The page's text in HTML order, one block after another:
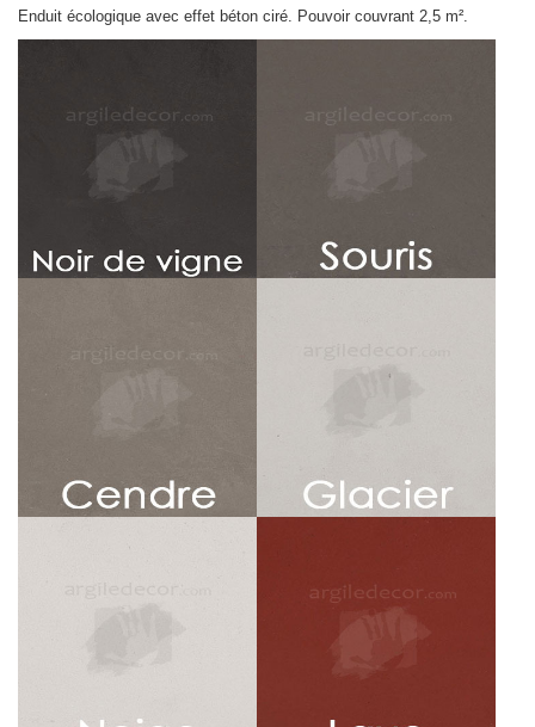
Enduit écologique avec effet béton ciré. Pouvoir couvrant 2,5 m².